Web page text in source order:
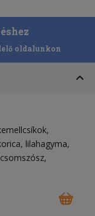
oldalunkon
lilahagyma